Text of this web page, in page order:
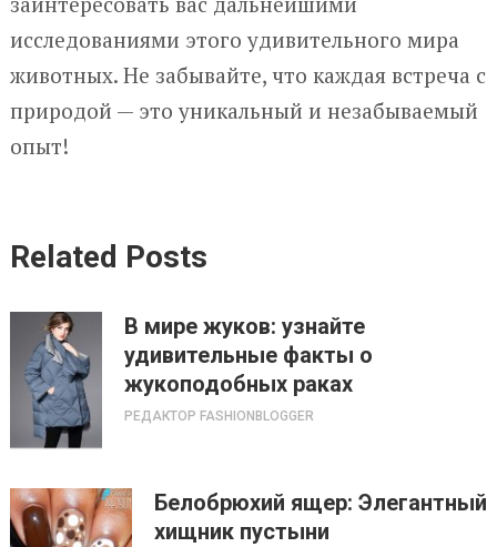
исследованиями этого удивительного мира
животных. Не забывайте, что каждая встреча с
природой — это уникальный и незабываемый
опыт!
Related Posts
В мире жуков: узнайте
удивительные факты о
жукоподобных раках
РЕДАКТОР FASHIONBLOGGER
Белобрюхий ящер: Элегантный
хищник пустыни